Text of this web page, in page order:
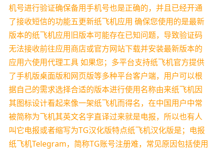
机号进行验证确保备用手机号也是正确的，并且已经开通
了接收短信的功能五更新纸飞机应用 确保您使用的是最新
版本的纸飞机应用旧版本可能存在已知问题，导致验证码
无法接收前往应用商店或官方网站下载并安装最新版本的
应用六使用代理工具 如果您；多平台支持纸飞机官方提供
了手机版桌面版和网页版等多种平台客户端，用户可以根
据自己的需求选择合适的版本进行使用名称由来纸飞机因
其图标设计看起来像一架纸飞机而得名，在中国用户中常
被简称为飞机其英文名字直译过来就是电报，所以也有人
叫它电报或者缩写为TG汉化版特点纸飞机汉化版是；电报
纸飞机Telegram，简称TG账号注册难，常见原因包括使用